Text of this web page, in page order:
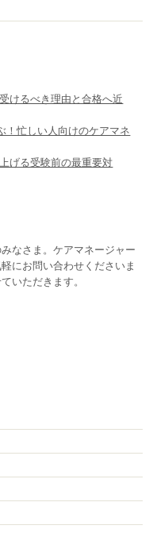
けるべき理由と合格へ近
！忙しい人向けのケアマネ
げる受験前の最重要対
なさま。ケアマネージャー
にお問い合わせくださいま
いただきます。